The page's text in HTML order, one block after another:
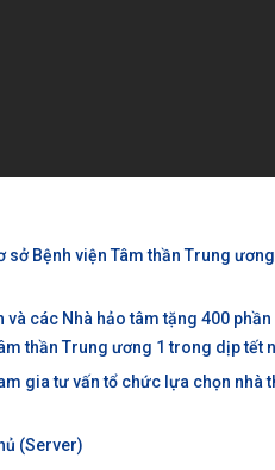
Bệnh viện Tâm thần Trung
và các Nhà hảo tâm tặng 400
thần Trung ương 1 trong dịp tết
gia tư vấn tổ chức lựa chọn nhà
(Server)